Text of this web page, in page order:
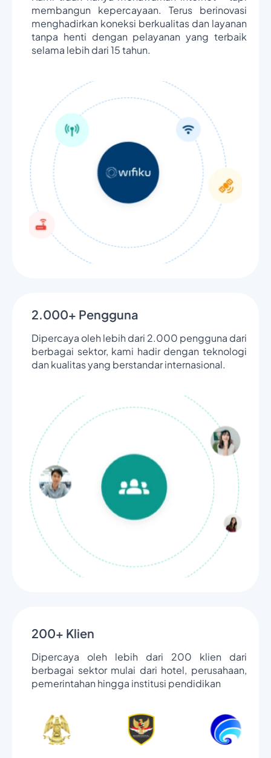
membangun kepercayaan. Terus berinovasi
menghadirkan koneksi berkualitas dan layanan
tanpa henti dengan pelayanan yang terbaik
selama lebih dari 15 tahun.
2.000+ Pengguna
Dipercaya oleh lebih dari 2.000 pengguna dari
berbagai sektor, kami hadir dengan teknologi
dan kualitas yang berstandar internasional.
200+ Klien
Dipercaya oleh lebih dari 200 klien dari
berbagai sektor mulai dari hotel, perusahaan,
pemerintahan hingga institusi pendidikan